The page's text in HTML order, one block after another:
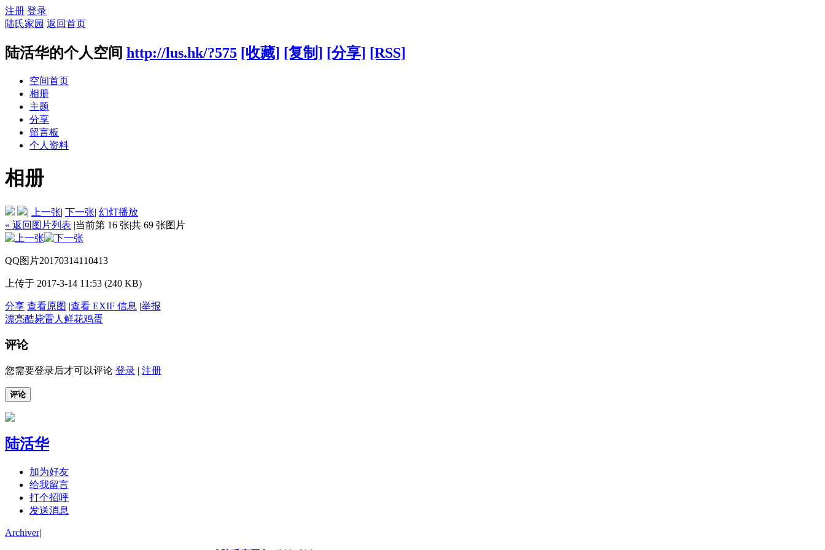
注册 登录
陆氏家园 返回首页
陆活华的个人空间 http://lus.hk/?575 [收藏] [复制] [分享] [RSS]
空间首页
相册
主题
分享
留言板
个人资料
相册
| 上一张| 下一张| 幻灯播放
« 返回图片列表 |当前第 16 张|共 69 张图片
QQ图片20170314110413
上传于 2017-3-14 11:53 (240 KB)
分享 查看原图 |查看 EXIF 信息 |举报
漂亮酷毙雷人 鲜花鸡蛋
评论
您需要登录后才可以评论 登录 | 注册
评论
陆活华
加为好友
给我留言
打个招呼
发送消息
Archiver|